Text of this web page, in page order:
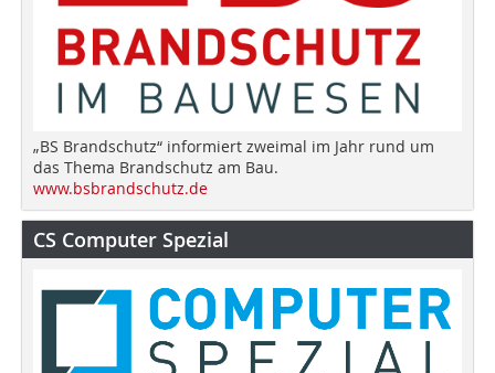
„BS Brandschutz“ informiert zweimal im Jahr rund um
das Thema Brandschutz am Bau.
www.bsbrandschutz.de
CS Computer Spezial